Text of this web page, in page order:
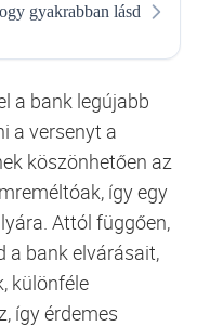
gyakrabban lásd
a bank legújabb
a versenyt a
köszönhetően az
így egy
Attól függően,
a bank elvárásait,
különféle
így érdemes